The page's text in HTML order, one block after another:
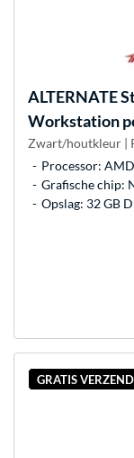
ALTERNATE
Workstation
Zwart/houtkleur |
Processor:
Grafische chip:
Opslag: 32 GB
GRATIS